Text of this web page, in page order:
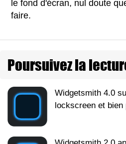
le fond d'écran, nul doute
faire.
Poursuivez la
Widgetsmith 4.0
lockscreen et bien